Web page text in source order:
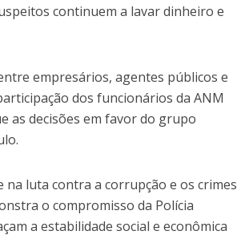
continuem a lavar dinheiro e
empresários, agentes públicos e
dos funcionários da ANM
as decisões em favor do grupo
luta contra a corrupção e os crimes
o compromisso da Polícia
a estabilidade social e econômica